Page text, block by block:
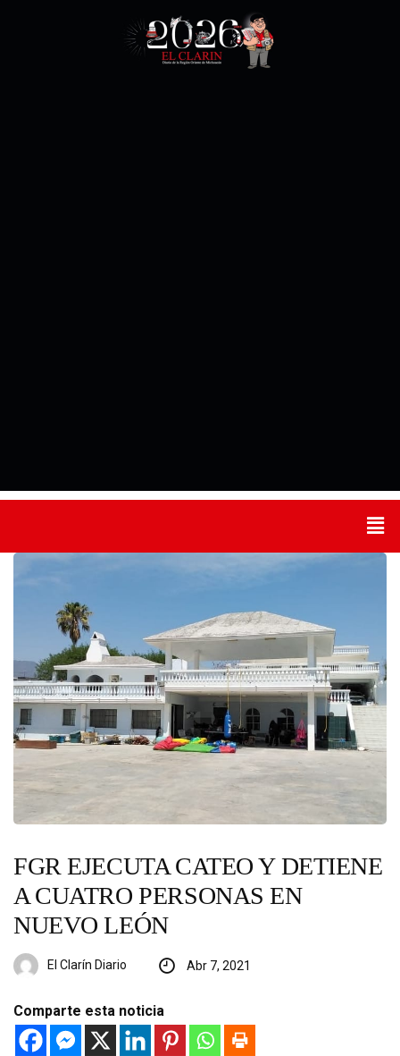
FGR EJECUTA CATEO Y DETIENE
A CUATRO PERSONAS EN
NUEVO LEÓN
El Clarín Diario Abr 7, 2021
Comparte esta noticia